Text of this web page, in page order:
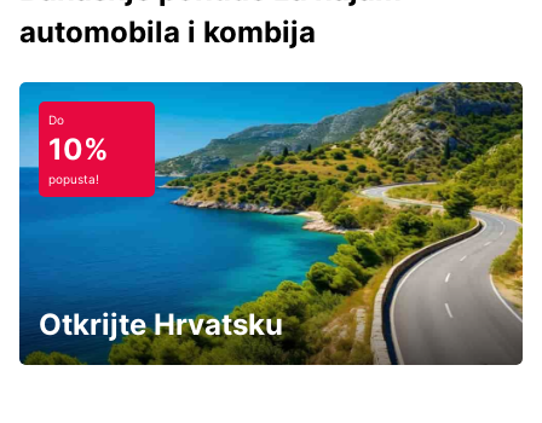
automobila i kombija
Do
10%
popusta!
Otkrijte Hrvatsku